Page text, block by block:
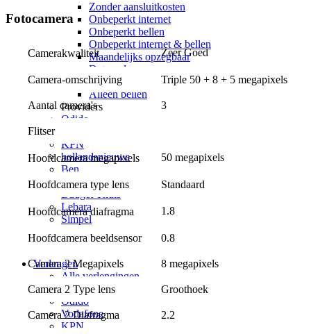
Zonder aansluitkosten
Onbeperkt internet
Onbeperkt bellen
Onbeperkt internet & bellen
Maandelijks opzegbaar
Data only
5G
Alleen bellen
Providers
Odido
KPN
hollandsnieuwe
Ben
Simyo
Budget Thuis
Lebara
Simpel
50+ Mobiel
Youfone
Verlengen
Alle verlengingen
Huidige provider
Odido
Vodafone
KPN
Fotocamera
Camerakwaliteit Zeer Goed
Camera-omschrijving Triple 50 + 8 + 5 megapixels
Aantal camera's 3
Flitser
Hoofdcamera megapixels 50 megapixels
Hoofdcamera type lens Standaard
Hoofdcamera diafragma 1.8
Hoofdcamera beeldsensor 0.8
Camera 2 Megapixels 8 megapixels
Camera 2 Type lens Groothoek
Camera 2 Diafragma 2.2